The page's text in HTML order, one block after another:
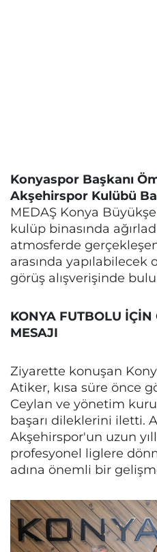
Konyaspor Başkanı
Akşehirspor Kulübü
MEDAŞ Konya
kulüp binasında
atmosferde
arasında yapılabilecek
görüş alışverişinde
KONYA FUTBOLU İÇİN
MESAJI
Ziyarette konuşan
Atiker, kısa süre önce
Ceylan ve yönetim
başarı dileklerini iletti.
Akşehirspor'un uzun
profesyonel liglere
adına önemli bir